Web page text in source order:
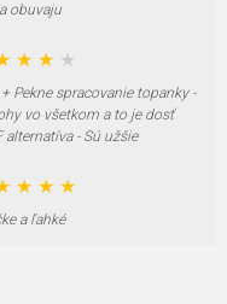
obuvaju
★ ★ ★
Pekne spracovanie topanky -
vo všetkom a to je dosť
- Sú užšie
★ ★ ★
a ľahké